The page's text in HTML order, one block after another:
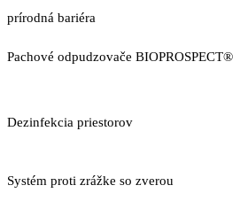
prírodná bariéra
Pachové odpudzovače BIOPROSPECT®
Dezinfekcia priestorov
Systém proti zrážke so zverou